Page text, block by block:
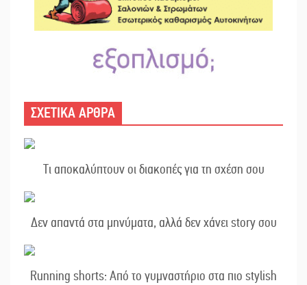
ΣΧΕΤΙΚΑ ΑΡΘΡΑ
Τι αποκαλύπτουν οι διακοπές για τη σχέση σου
Δεν απαντά στα μηνύματα, αλλά δεν χάνει story σου
Running shorts: Από το γυμναστήριο στα πιο stylish